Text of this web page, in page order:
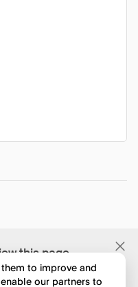
this page
to improve and
our partners to